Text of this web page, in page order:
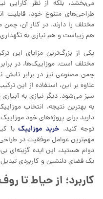
می‌بخشد، بلکه از نظر کارایی
طراحی‌های متنوع خود، قابلیت
مختلف را دارند. در کنار آن،
هم زیباست و هم نیازی به نگهداری
یکی از بزرگ‌ترین مزایای این
مختلف است. موزاییک‌ها، در
چمن مصنوعی نیز در برابر تابش
علاوه بر این، استفاده از این
سبز می‌شود. دیگر نیازی به
به بهترین نتیجه، انتخاب
دارید برای پروژه‌های خود
توجه کنید.خرید موزاییکبا
مهم‌ترین عوامل موفقیت در
دوام هستید، این ایده گزینه‌ای
یک فضای دلنشین و کاربردی
کاربرد؛ از حیاط تا